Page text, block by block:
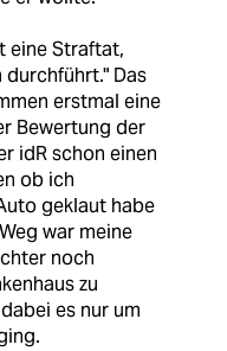
eine Straftat,
Das
erstmal eine
Bewertung der
idR schon einen
ob ich
geklaut habe
war meine
noch
zu
es nur um